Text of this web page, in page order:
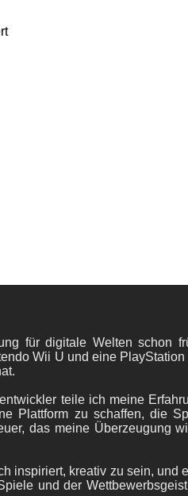
für digitale Welten
Wii U und eine
teile ich meine
Plattform zu schaffen, die
das meine Überzeugung
inspiriert, kreativ zu sein,
und der